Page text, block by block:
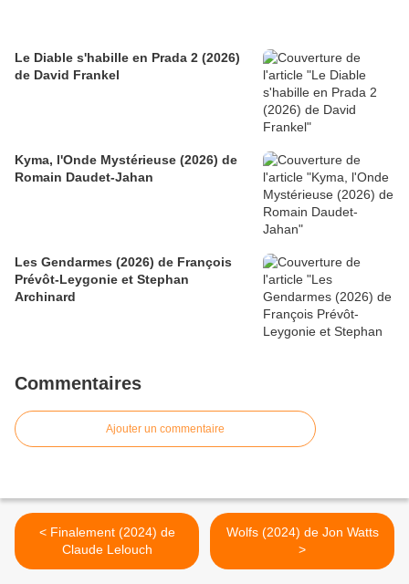
Le Diable s'habille en Prada 2 (2026)
de David Frankel
Kyma, l'Onde Mystérieuse (2026) de
Romain Daudet-Jahan
Les Gendarmes (2026) de François
Prévôt-Leygonie et Stephan
Archinard
Commentaires
Ajouter un commentaire
< Finalement (2024) de
Claude Lelouch
Wolfs (2024) de Jon Watts
>